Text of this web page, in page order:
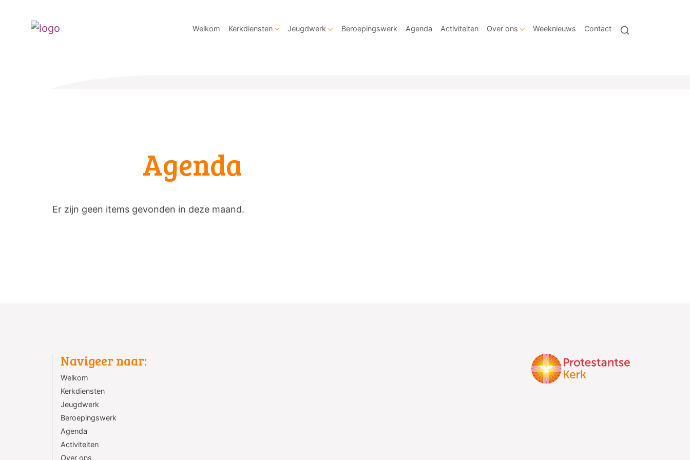
Welkom Kerkdiensten Jeugdwerk Beroepingswerk Agenda Activiteiten Over ons Weeknieuws Contact
Agenda
Er zijn geen items gevonden in deze maand.
Navigeer naar:
Welkom
Kerkdiensten
Jeugdwerk
Beroepingswerk
Agenda
Activiteiten
Over ons